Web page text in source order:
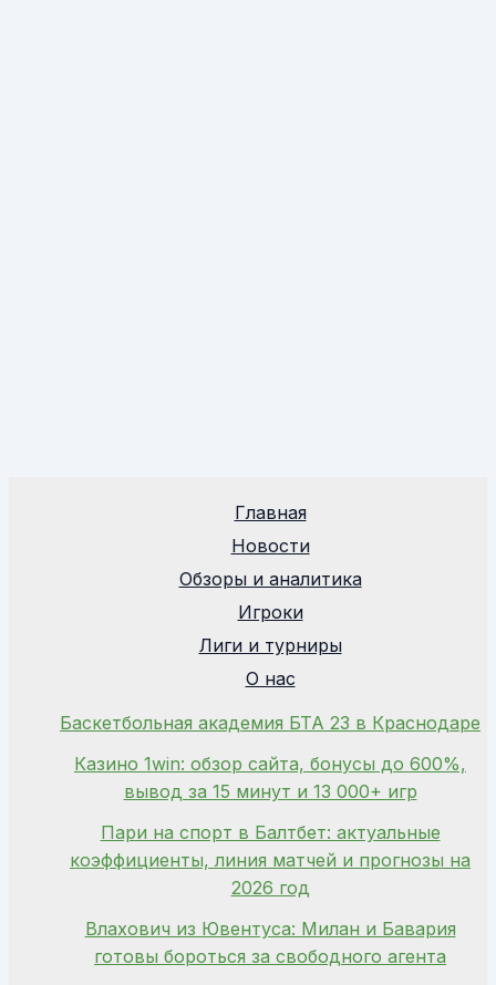
Главная
Новости
Обзоры и аналитика
Игроки
Лиги и турниры
О нас
Баскетбольная академия БТА 23 в Краснодаре
Казино 1win: обзор сайта, бонусы до 600%,
вывод за 15 минут и 13 000+ игр
Пари на спорт в Балтбет: актуальные
коэффициенты, линия матчей и прогнозы на
2026 год
Влахович из Ювентуса: Милан и Бавария
готовы бороться за свободного агента